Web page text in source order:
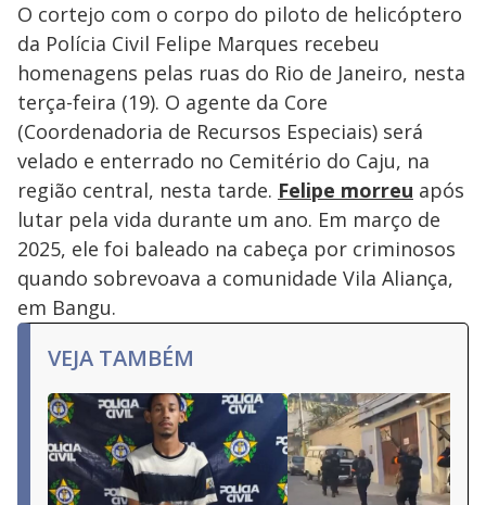
O cortejo com o corpo do piloto de helicóptero
da Polícia Civil Felipe Marques recebeu
homenagens pelas ruas do Rio de Janeiro, nesta
terça-feira (19). O agente da Core
(Coordenadoria de Recursos Especiais) será
velado e enterrado no Cemitério do Caju, na
região central, nesta tarde. Felipe morreu após
lutar pela vida durante um ano. Em março de
2025, ele foi baleado na cabeça por criminosos
quando sobrevoava a comunidade Vila Aliança,
em Bangu.
VEJA TAMBÉM